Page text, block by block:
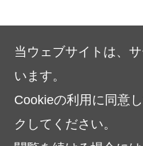
当ウェブサイトは、
います。
Cookieの利用に同意
クしてください。